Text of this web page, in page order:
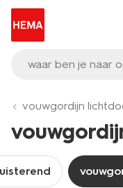
waar ben je naar
vouwgordijn